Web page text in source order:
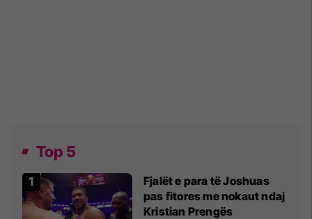
Top 5
Fjalët e para të Joshuas
pas fitores me nokaut ndaj
Kristian Prengës